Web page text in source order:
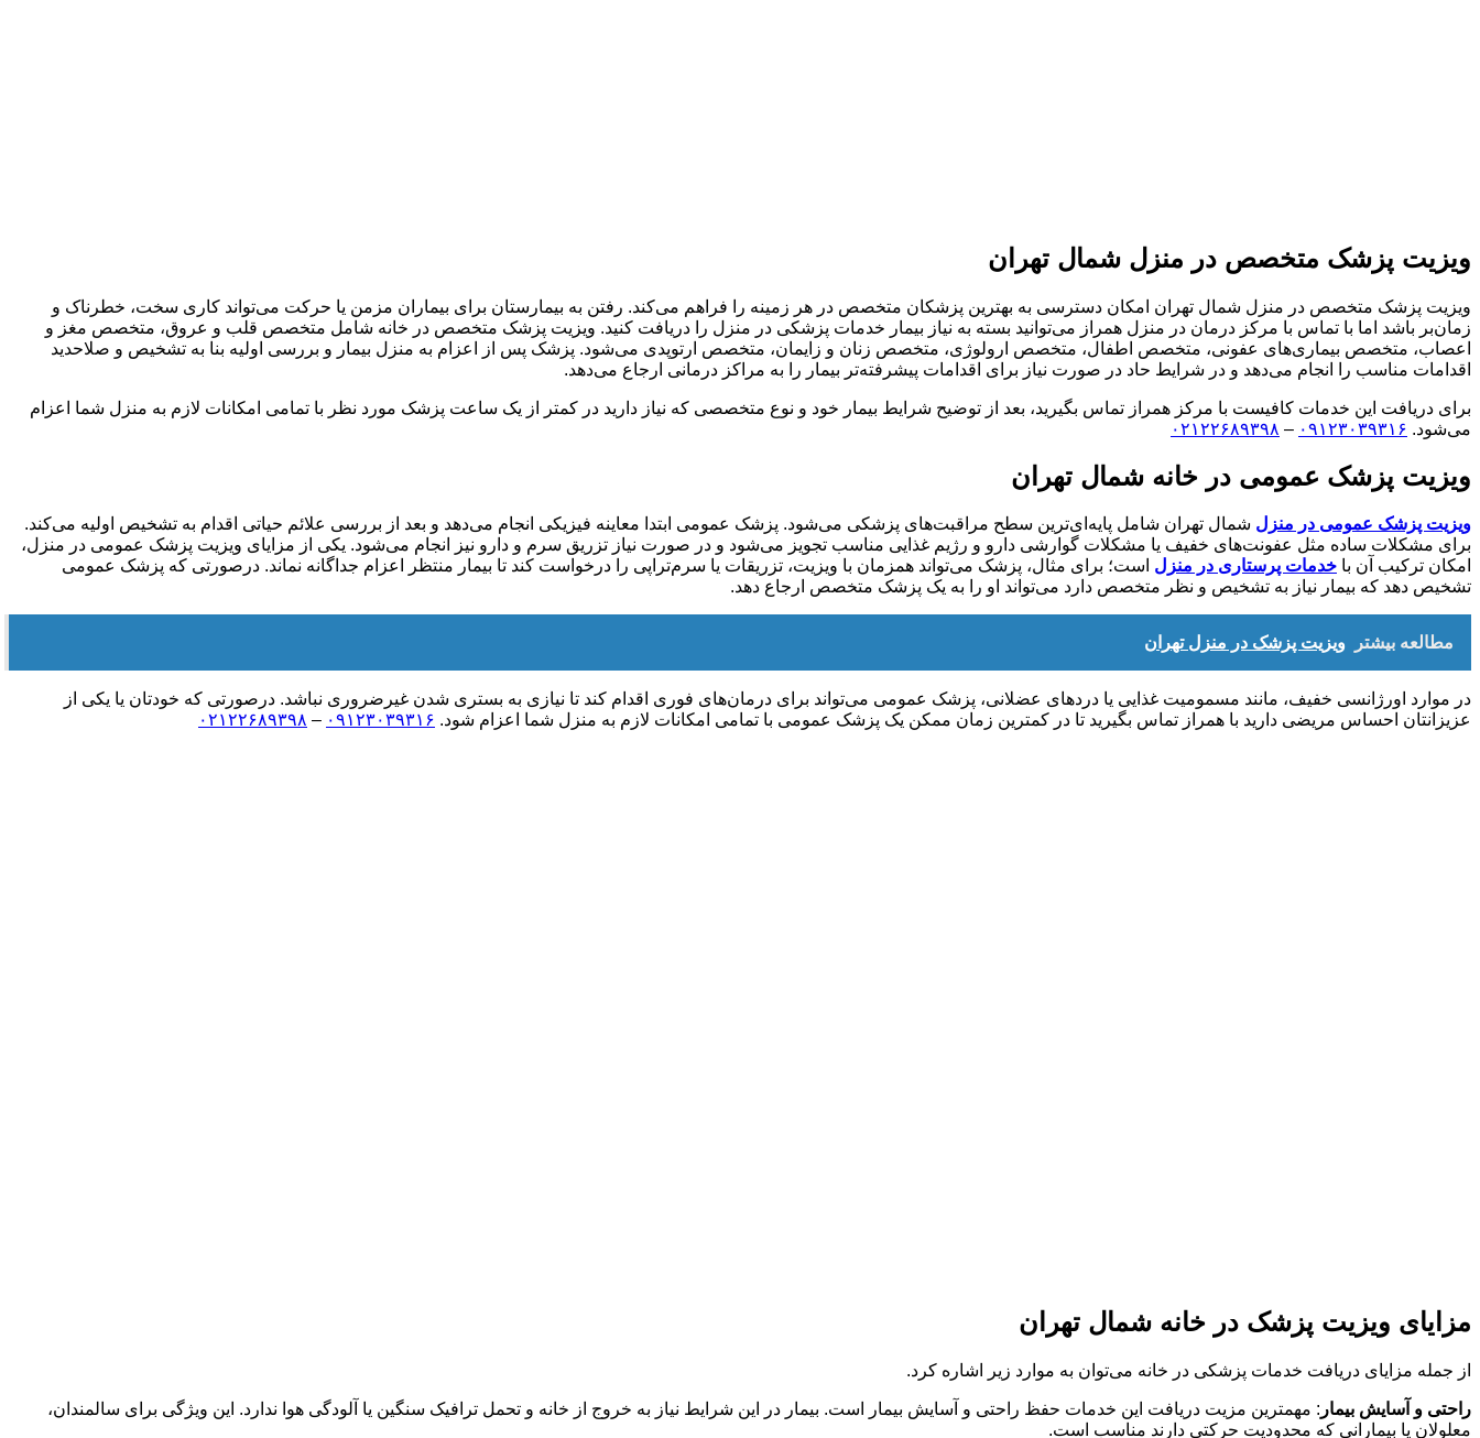
ویزیت پزشک متخصص در منزل شمال تهران
ویزیت پزشک متخصص در منزل شمال تهران امکان دسترسی به بهترین پزشکان متخصص در هر زمینه را فراهم می‌کند. رفتن به بیمارستان برای بیماران مزمن یا حرکت می‌تواند کاری سخت، خطرناک و
زمان‌بر باشد اما با تماس با مرکز درمان در منزل همراز می‌توانید بسته به نیاز بیمار خدمات پزشکی در منزل را دریافت کنید. ویزیت پزشک متخصص در خانه شامل متخصص قلب و عروق، متخصص مغز و
اعصاب، متخصص بیماری‌های عفونی، متخصص اطفال، متخصص ارولوژی، متخصص زنان و زایمان، متخصص ارتوپدی می‌شود. پزشک پس از اعزام به منزل بیمار و بررسی اولیه بنا به تشخیص و صلاحدید
اقدامات مناسب را انجام می‌دهد و در شرایط حاد در صورت نیاز برای اقدامات پیشرفته‌تر بیمار را به مراکز درمانی ارجاع می‌دهد.
برای دریافت این خدمات کافیست با مرکز همراز تماس بگیرید، بعد از توضیح شرایط بیمار خود و نوع متخصصی که نیاز دارید در کمتر از یک ساعت پزشک مورد نظر با تمامی امکانات لازم به منزل شما اعزام
می‌شود. ۰۹۱۲۳۰۳۹۳۱۶ – ۰۲۱۲۲۶۸۹۳۹۸
ویزیت پزشک عمومی در خانه شمال تهران
ویزیت پزشک عمومی در منزل شمال تهران شامل پایه‌ای‌ترین سطح مراقبت‌های پزشکی می‌شود. پزشک عمومی ابتدا معاینه فیزیکی انجام می‌دهد و بعد از بررسی علائم حیاتی اقدام به تشخیص اولیه می‌کند.
برای مشکلات ساده مثل عفونت‌های خفیف یا مشکلات گوارشی دارو و رژیم غذایی مناسب تجویز می‌شود و در صورت نیاز تزریق سرم و دارو نیز انجام می‌شود. یکی از مزایای ویزیت پزشک عمومی در منزل،
امکان ترکیب آن با خدمات پرستاری در منزل است؛ برای مثال، پزشک می‌تواند همزمان با ویزیت، تزریقات یا سرم‌تراپی را درخواست کند تا بیمار منتظر اعزام جداگانه نماند. درصورتی که پزشک عمومی
تشخیص دهد که بیمار نیاز به تشخیص و نظر متخصص دارد می‌تواند او را به یک پزشک متخصص ارجاع دهد.
مطالعه بیشتر ویزیت پزشک در منزل تهران
در موارد اورژانسی خفیف، مانند مسمومیت غذایی یا دردهای عضلانی، پزشک عمومی می‌تواند برای درمان‌های فوری اقدام کند تا نیازی به بستری شدن غیرضروری نباشد. درصورتی که خودتان یا یکی از
عزیزانتان احساس مریضی دارید با همراز تماس بگیرید تا در کمترین زمان ممکن یک پزشک عمومی با تمامی امکانات لازم به منزل شما اعزام شود. ۰۹۱۲۳۰۳۹۳۱۶ – ۰۲۱۲۲۶۸۹۳۹۸
مزایای ویزیت پزشک در خانه شمال تهران
از جمله مزایای دریافت خدمات پزشکی در خانه می‌توان به موارد زیر اشاره کرد.
راحتی و آسایش بیمار : مهمترین مزیت دریافت این خدمات حفظ راحتی و آسایش بیمار است. بیمار در این شرایط نیاز به خروج از خانه و تحمل ترافیک سنگین یا آلودگی هوا ندارد. این ویژگی برای سالمندان،
معلولان یا بیمارانی که محدودیت حرکتی دارند مناسب است.